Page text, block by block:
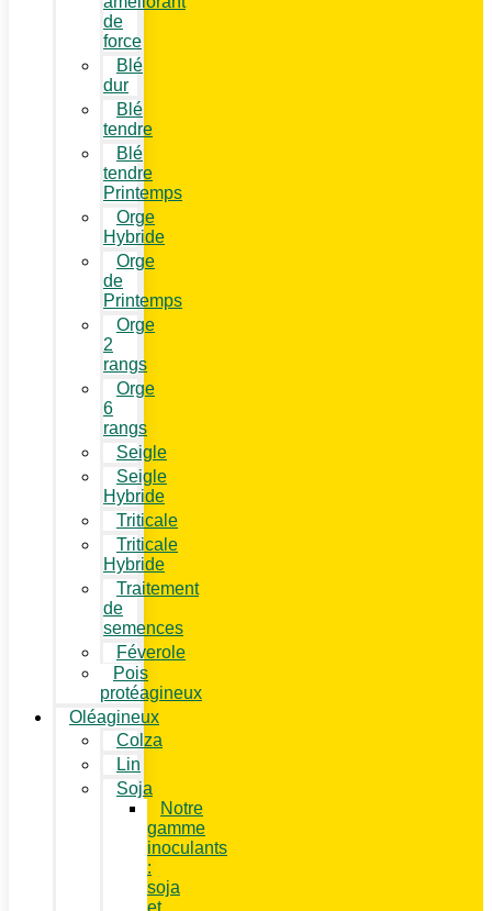
de
force
Blé
dur
Blé
tendre
Blé
tendre
Printemps
Orge
Hybride
Orge
de
Printemps
Orge
2
rangs
Orge
6
rangs
Seigle
Seigle
Hybride
Triticale
Triticale
Hybride
Traitement
de
semences
Féverole
Pois
protéagineux
Oléagineux
Colza
Lin
Soja
Notre
gamme
inoculants
:
soja
et